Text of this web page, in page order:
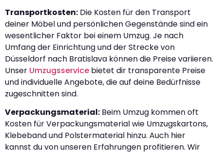
Transportkosten: Die Kosten für den Transport
deiner Möbel und persönlichen Gegenstände sind ein
wesentlicher Faktor bei einem Umzug. Je nach
Umfang der Einrichtung und der Strecke von
Düsseldorf nach Bratislava können die Preise variieren.
Unser Umzugsservice bietet dir transparente Preise
und individuelle Angebote, die auf deine Bedürfnisse
zugeschnitten sind.
Verpackungsmaterial: Beim Umzug kommen oft
Kosten für Verpackungsmaterial wie Umzugskartons,
Klebeband und Polstermaterial hinzu. Auch hier
kannst du von unseren Erfahrungen profitieren. Wir